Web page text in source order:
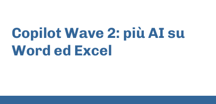
Copilot Wave 2: più AI su
Word ed Excel